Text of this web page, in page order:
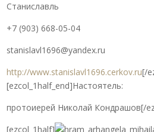
Станиславль
+7 (903) 668-05-04
stanislavl1696@yandex.ru
http://www.stanislavl1696.cerkov.ru[/
[ezcol_1half_end]Настоятель:
протоиерей Николай Кондрашов[/
[ezcol_1half]